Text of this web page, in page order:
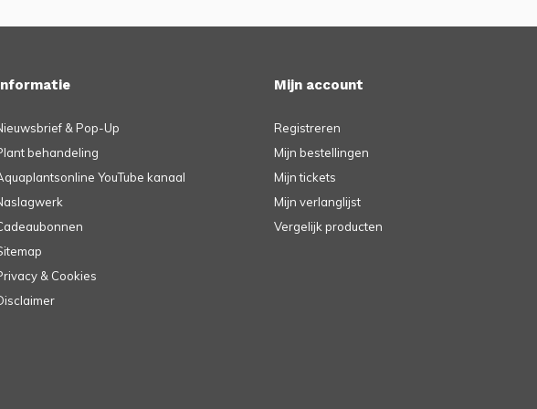
& Pop-Up
behandeling
YouTube kanaal
& Cookies
Mijn account
Registreren
Mijn bestellingen
Mijn tickets
Mijn verlanglijst
Vergelijk producten